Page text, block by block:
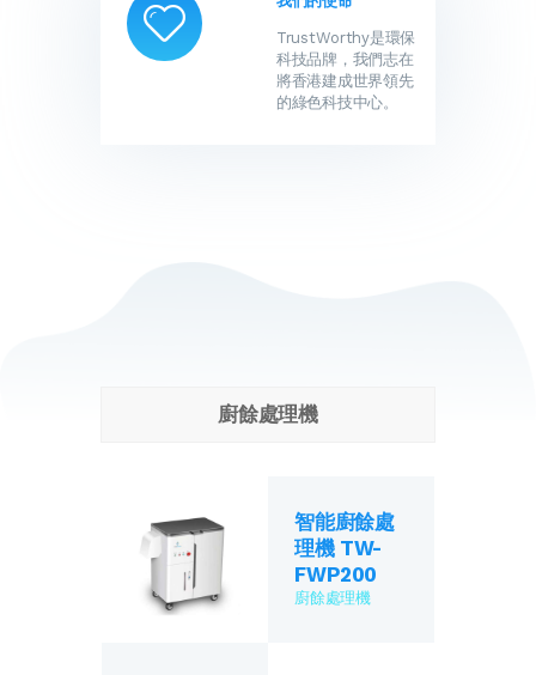
TrustWorthy是環保
科技品牌，我們志在
將香港建成世界領先
的綠色科技中心。
廚餘處理機
智能廚餘處
理機 TW-
FWP200
廚餘處理機